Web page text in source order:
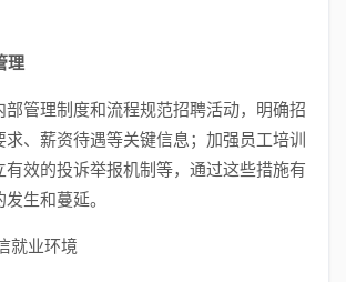
理
部管理制度和流程规范招聘活动，明确招
、薪资待遇等关键信息；加强员工培训
有效的投诉举报机制等，通过这些措施有
生和蔓延。
就业环境